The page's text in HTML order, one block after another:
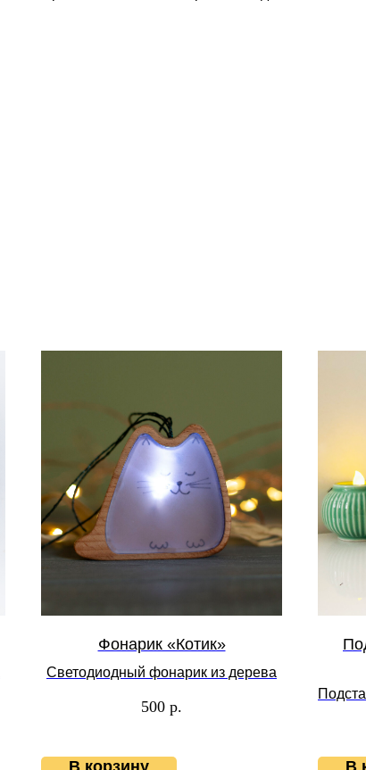
Фонарик «Котик»
Светодиодный фонарик из дерева
500 р.
В корзину В